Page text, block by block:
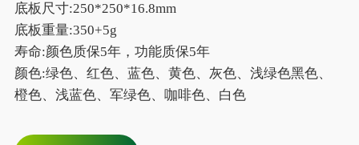
底板尺寸:250*250*16.8mm
底板重量:350+5g
寿命:颜色质保5年，功能质保5年
颜色:绿色、红色、蓝色、黄色、灰色、浅绿色黑色、
橙色、浅蓝色、军绿色、咖啡色、白色